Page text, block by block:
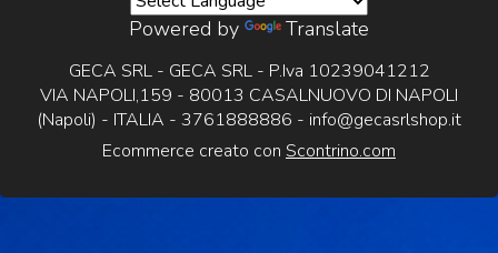
Powered by Translate
GECA SRL - GECA SRL - P.Iva 10239041212
VIA NAPOLI,159 - 80013 CASALNUOVO DI NAPOLI
(Napoli) - ITALIA - 3761888886 - info@gecasrlshop.it
Ecommerce creato con Scontrino.com